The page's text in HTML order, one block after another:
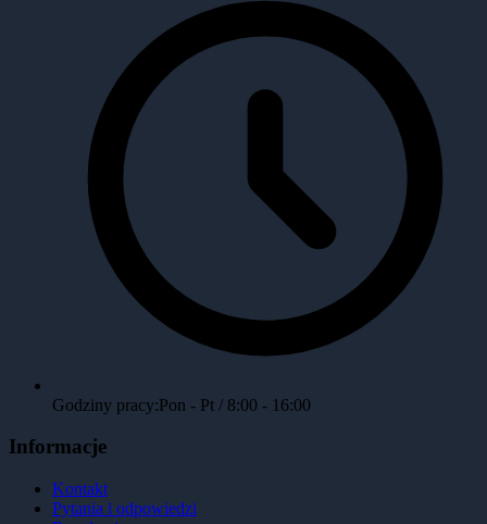
Godziny pracy:Pon - Pt / 8:00 - 16:00
Informacje
Kontakt
Pytania i odpowiedzi